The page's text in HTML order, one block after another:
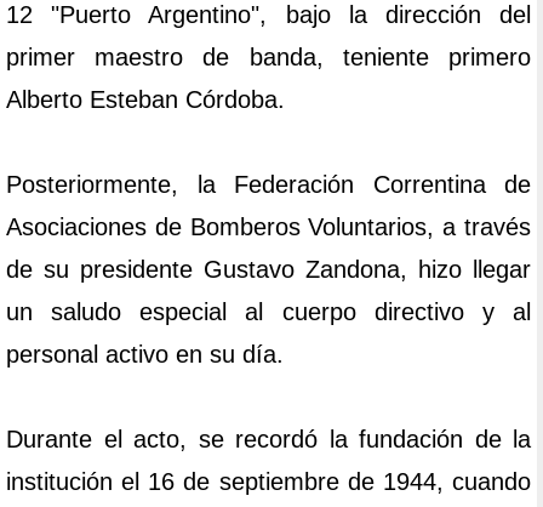
12 "Puerto Argentino", bajo la dirección del
primer maestro de banda, teniente primero
Alberto Esteban Córdoba.
Posteriormente, la Federación Correntina de
Asociaciones de Bomberos Voluntarios, a través
de su presidente Gustavo Zandona, hizo llegar
un saludo especial al cuerpo directivo y al
personal activo en su día.
Durante el acto, se recordó la fundación de la
institución el 16 de septiembre de 1944, cuando